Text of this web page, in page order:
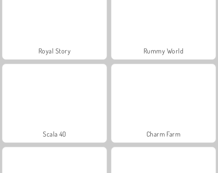
Royal Story Rummy World
Scala 40 Charm Farm